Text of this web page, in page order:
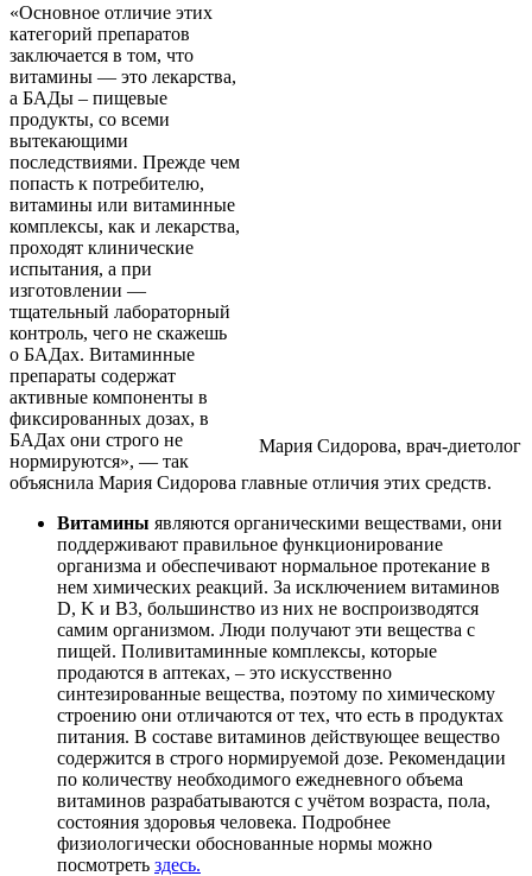
Мария Сидорова, врач-диетолог
«Основное отличие этих
категорий препаратов
заключается в том, что
витамины — это лекарства,
а БАДы – пищевые
продукты, со всеми
вытекающими
последствиями. Прежде чем
попасть к потребителю,
витамины или витаминные
комплексы, как и лекарства,
проходят клинические
испытания, а при
изготовлении —
тщательный лабораторный
контроль, чего не скажешь
о БАДах. Витаминные
препараты содержат
активные компоненты в
фиксированных дозах, в
БАДах они строго не
нормируются», — так
объяснила Мария Сидорова главные отличия этих средств.
Витамины являются органическими веществами, они
поддерживают правильное функционирование
организма и обеспечивают нормальное протекание в
нем химических реакций. За исключением витаминов
D, K и В3, большинство из них не воспроизводятся
самим организмом. Люди получают эти вещества с
пищей. Поливитаминные комплексы, которые
продаются в аптеках, – это искусственно
синтезированные вещества, поэтому по химическому
строению они отличаются от тех, что есть в продуктах
питания. В составе витаминов действующее вещество
содержится в строго нормируемой дозе. Рекомендации
по количеству необходимого ежедневного объема
витаминов разрабатываются с учётом возраста, пола,
состояния здоровья человека. Подробнее
физиологически обоснованные нормы можно
посмотреть здесь.